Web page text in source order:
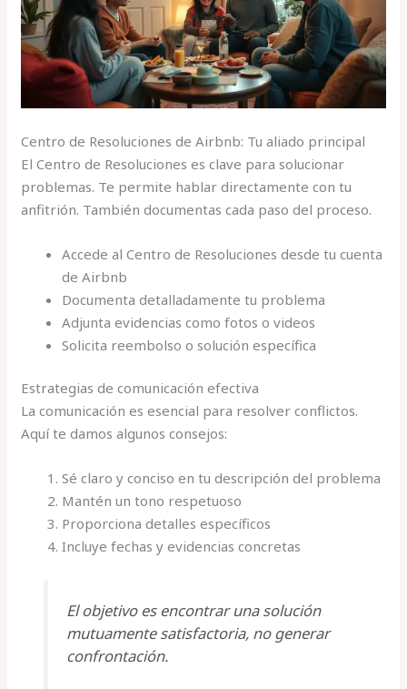
Centro de Resoluciones de Airbnb: Tu aliado principal
El Centro de Resoluciones es clave para solucionar
problemas. Te permite hablar directamente con tu
anfitrión. También documentas cada paso del proceso.
Accede al Centro de Resoluciones desde tu cuenta
de Airbnb
Documenta detalladamente tu problema
Adjunta evidencias como fotos o videos
Solicita reembolso o solución específica
Estrategias de comunicación efectiva
La comunicación es esencial para resolver conflictos.
Aquí te damos algunos consejos:
Sé claro y conciso en tu descripción del problema
Mantén un tono respetuoso
Proporciona detalles específicos
Incluye fechas y evidencias concretas
El objetivo es encontrar una solución
mutuamente satisfactoria, no generar
confrontación.